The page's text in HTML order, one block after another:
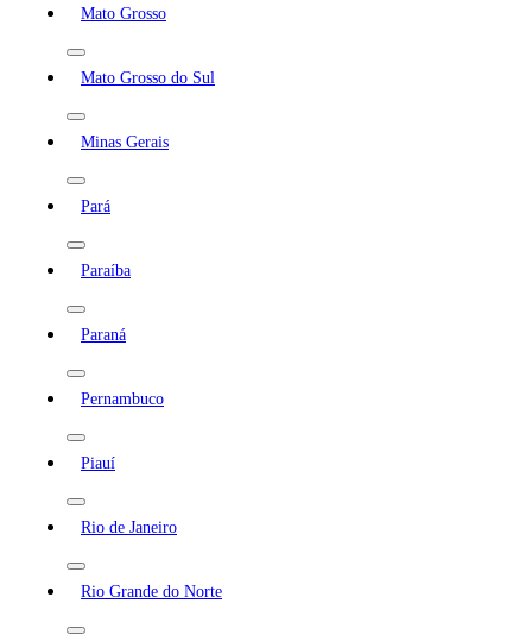
Mato Grosso
Mato Grosso do Sul
Minas Gerais
Pará
Paraíba
Paraná
Pernambuco
Piauí
Rio de Janeiro
Rio Grande do Norte